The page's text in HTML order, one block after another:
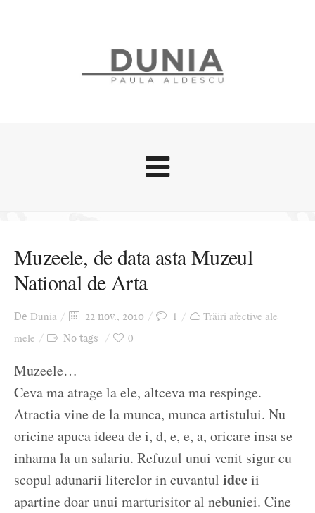
Stari afective
Zice Dunia
Cursuri povestite
Muzeele, de data asta Muzeul
National de Arta
De Dunia 22 nov., 2010 1
Trăiri afective ale
mele
No tags 0
Muzeele…
Ceva ma atrage la ele, altceva ma respinge.
Atractia vine de la munca, munca artistului. Nu
oricine apuca ideea de i, d, e, e, a, oricare insa se
inhama la un salariu. Refuzul unui venit sigur cu
scopul adunarii literelor in cuvantul ideeii
apartine doar unui marturisitor al nebuniei. Cine